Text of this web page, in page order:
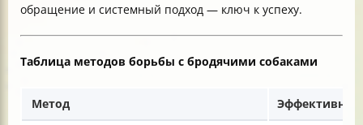
обращение и системный подход — ключ к успеху.
Таблица методов борьбы с бродячими собаками
Метод